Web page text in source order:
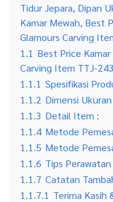
Tidur Jepara, Dipan
Kamar Mewah, Best
Glamours Carving
1.1 Best Price
Carving Item TTJ-
1.1.1 Spesifikasi
1.1.2 Dimensi
1.1.3 Detail Item :
1.1.4 Metode
1.1.5 Metode
1.1.6 Tips Perawatan
1.1.7 Catatan
1.1.7.1 Terima Kasih